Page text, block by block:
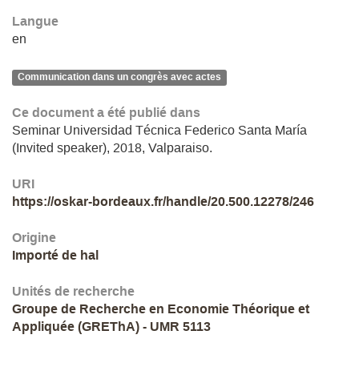
Langue
en
Communication dans un congrès avec actes
Ce document a été publié dans
Seminar Universidad Técnica Federico Santa María
(Invited speaker), 2018, Valparaiso.
URI
https://oskar-bordeaux.fr/handle/20.500.12278/246
Origine
Importé de hal
Unités de recherche
Groupe de Recherche en Economie Théorique et
Appliquée (GREThA) - UMR 5113